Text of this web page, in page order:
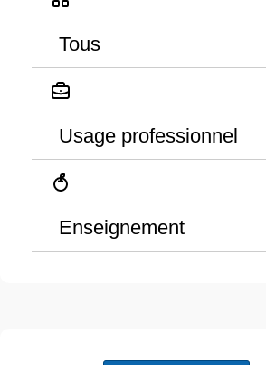
Tous
Usage professionnel
Enseignement